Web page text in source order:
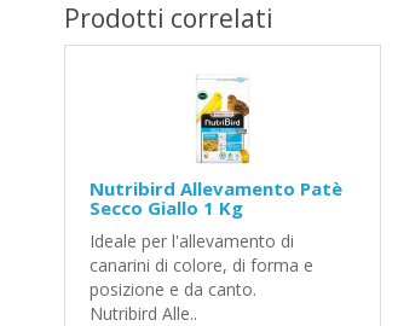
Prodotti correlati
Nutribird Allevamento Patè
Secco Giallo 1 Kg
Ideale per l'allevamento di
canarini di colore, di forma e
posizione e da canto.
Nutribird Alle..